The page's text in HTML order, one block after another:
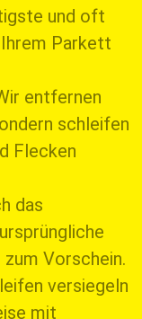
und oft
Parkett
entfernen
schleifen
Flecken
das
Vorschein.
versiegeln
mit